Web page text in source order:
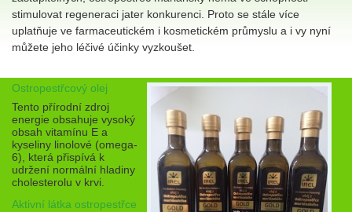
stimulovat regeneraci jater konkurenci. Proto se stále více
uplatňuje ve farmaceutickém i kosmetickém průmyslu a i vy nyní
můžete jeho léčivé účinky vyzkoušet.
Ostropestřcový olej
Tento přírodní zdroj
energie obsahuje vysoký
obsah vitamínu E a
kyseliny linolové (omega-
6), která přispívá k
udržení normální hladiny
cholesterolu v krvi.
Aktivní látka ostropestřce